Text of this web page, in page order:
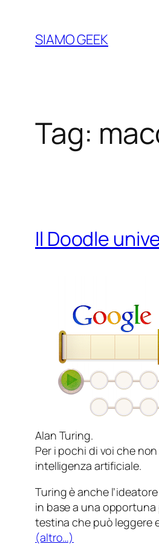
contenuto
SIAMO GEEK
Tag:
Il Doodle
Alan Turing.
Per i pochi di voi che
intelligenza artificiale.
Turing è anche
in base a una
testina che può leggere
(altro…)